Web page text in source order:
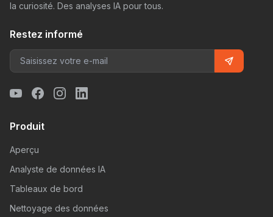
la curiosité. Des analyses IA pour tous.
Restez informé
Produit
Aperçu
Analyste de données IA
Tableaux de bord
Nettoyage des données